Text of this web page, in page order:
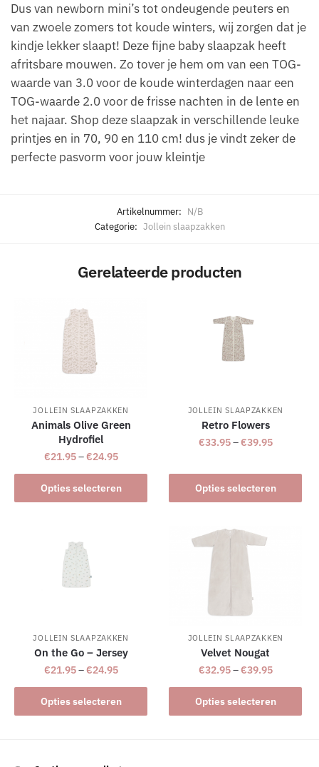
Dus van newborn mini’s tot ondeugende peuters en
van zwoele zomers tot koude winters, wij zorgen dat je
kindje lekker slaapt! Deze fijne baby slaapzak heeft
afritsbare mouwen. Zo tover je hem om van een TOG-
waarde van 3.0 voor de koude winterdagen naar een
TOG-waarde 2.0 voor de frisse nachten in de lente en
het najaar. Shop deze slaapzak in verschillende leuke
printjes en in 70, 90 en 110 cm! dus je vindt zeker de
perfecte pasvorm voor jouw kleintje
Artikelnummer: N/B
Categorie: Jollein slaapzakken
Gerelateerde producten
JOLLEIN SLAAPZAKKEN
Animals Olive Green
Hydrofiel
€21.95–€24.95
Opties selecteren
Dit
product
variaties.
Deze
optie
worden
op
de
productpagina
JOLLEIN SLAAPZAKKEN
Retro Flowers
€33.95–€39.95
Opties selecteren
product
heeft
variaties.
Deze
optie
kan
gekozen
op
de
productpagina
JOLLEIN SLAAPZAKKEN
On the Go – Jersey
€21.95–€24.95
Opties selecteren
Dit
product
JOLLEIN SLAAPZAKKEN
Velvet Nougat
€32.95–€39.95
Opties selecteren
Dit
product